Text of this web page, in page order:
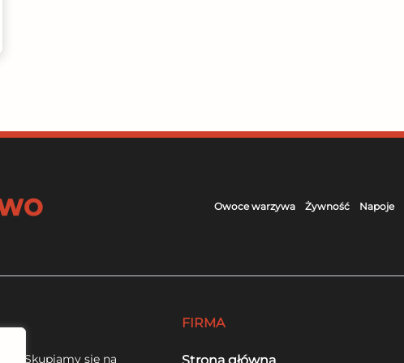
Owoce warzywa Żywność Napoje
Skupiamy się na
FIRMA